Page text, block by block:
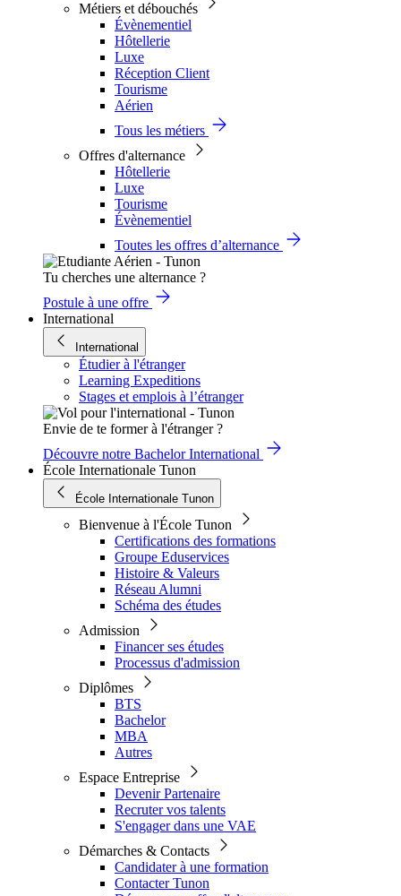
Métiers et débouchés
Évènementiel
Hôtellerie
Luxe
Réception Client
Tourisme
Aérien
Tous les métiers
Offres d'alternance
Hôtellerie
Luxe
Tourisme
Évènementiel
Toutes les offres d’alternance
Tu cherches une alternance ?
Postule à une offre
International
International
Étudier à l'étranger
Learning Expeditions
Stages et emplois à l’étranger
Envie de te former à l'étranger ?
Découvre notre Bachelor International
École Internationale Tunon
École Internationale Tunon
Bienvenue à l'École Tunon
Certifications des formations
Groupe Eduservices
Histoire & Valeurs
Réseau Alumni
Schéma des études
Admission
Financer ses études
Processus d'admission
Diplômes
BTS
Bachelor
MBA
Autres
Espace Entreprise
Devenir Partenaire
Recruter vos talents
S'engager dans une VAE
Démarches & Contacts
Candidater à une formation
Contacter Tunon